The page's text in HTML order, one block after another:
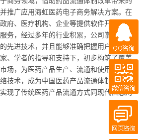
推广应用海虹医药电子商务解决方案。在
府、医疗机构、企业等提供软件开发与系
务，经过多年的行业积累，公司掌握了国
先进技术，并且能够准确把握用户需求与
、学者的指导和支持下，初步构筑了覆盖
场，为医药产品生产、流通和使用提供高
技术，成为中国医药产品流通体制改革不
现了传统医药产品流通方式同现代信息网
QQ咨询
QQ客服
微信咨询
在线客服